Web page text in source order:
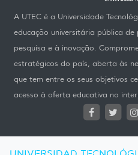
A UTEC é a Universidade
educação universitária pública
pesquisa e à inovação.
estratégicos do país, aberta às
que tem entre os seus objetivos
acesso à oferta educativa no